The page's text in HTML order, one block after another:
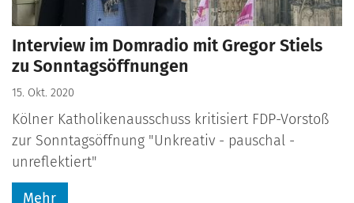
Interview im Domradio mit Gregor Stiels
zu Sonntagsöffnungen
15. Okt. 2020
Kölner Katholikenausschuss kritisiert FDP-Vorstoß
zur Sonntagsöffnung "Unkreativ - pauschal -
unreflektiert"
Mehr